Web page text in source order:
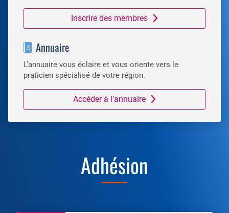
Inscrire des membres
Annuaire
L’annuaire vous éclaire et vous oriente vers le
praticien spécialisé de votre région.
Accéder à l’annuaire
Adhésion